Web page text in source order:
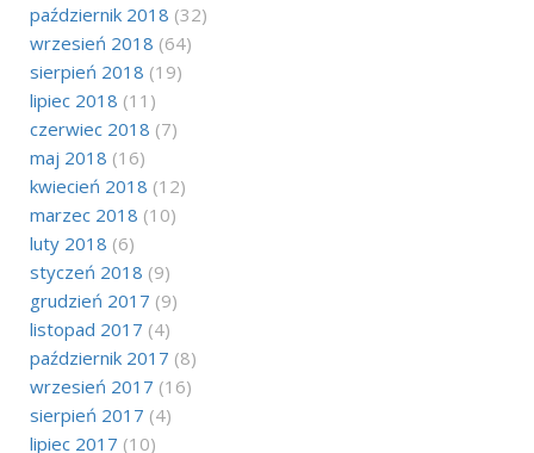
październik 2018 (32)
wrzesień 2018 (64)
sierpień 2018 (19)
lipiec 2018 (11)
czerwiec 2018 (7)
maj 2018 (16)
kwiecień 2018 (12)
marzec 2018 (10)
luty 2018 (6)
styczeń 2018 (9)
grudzień 2017 (9)
listopad 2017 (4)
październik 2017 (8)
wrzesień 2017 (16)
sierpień 2017 (4)
lipiec 2017 (10)